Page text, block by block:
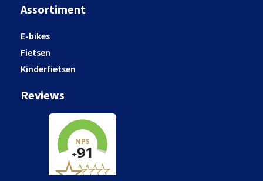
Assortiment
E-bikes
Fietsen
Kinderfietsen
Reviews